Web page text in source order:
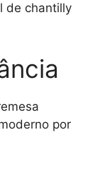
de chantilly
por